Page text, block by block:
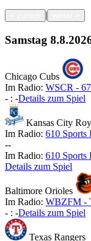
|
Samstag
Chicago Cubs
Im Radio: WSCR -
- : -Details zum Spiel
Kansas City
Im Radio: 610 Sports
--
Im Radio: 610 Sports
Details zum Spiel
Baltimore Orioles
Im Radio: WBZFM -
- : -Details zum Spiel
Texas Rangers